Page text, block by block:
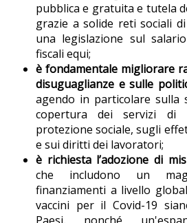
pubblica e gratuita e tutela
grazie a solide reti sociali
una legislazione sul
fiscali equi;
è fondamentale migliorare
disuguaglianze e sulle
agendo in particolare sulla
copertura dei servizi di
protezione sociale, sugli
e sui diritti dei lavoratori;
è richiesta l’adozione di
che includono un
finanziamenti a livello
vaccini per il Covid-19